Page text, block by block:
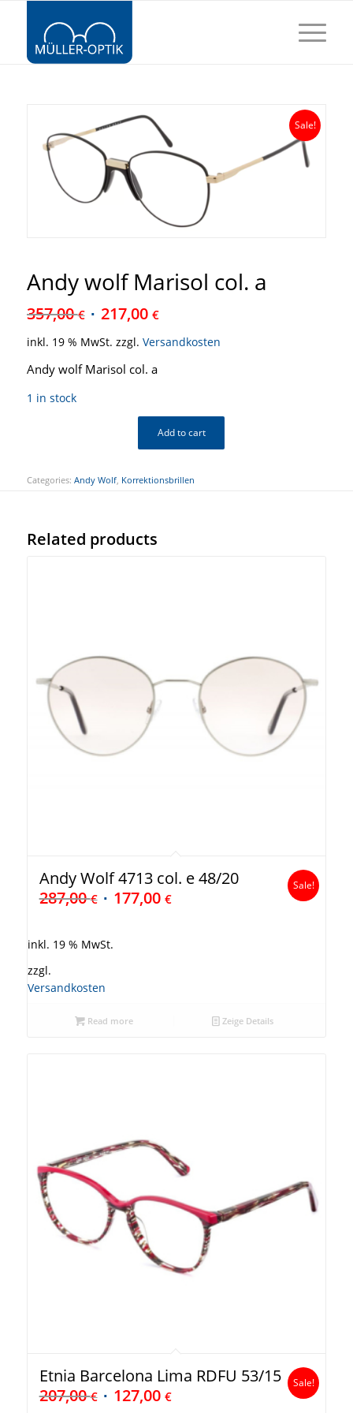
Sale!
Andy wolf Marisol col. a
357,00€ 217,00 €
inkl. 19 % MwSt. zzgl. Versandkosten
Andy wolf Marisol col. a
1 in stock
Add to cart
Categories: Andy Wolf, Korrektionsbrillen
Related products
Andy Wolf 4713 col. e 48/20
287,00€ 177,00 €
Sale!
inkl. 19 % MwSt.
zzgl.
Versandkosten
Read more Zeige Details
Etnia Barcelona Lima RDFU 53/15
207,00€ 127,00 €
Sale!